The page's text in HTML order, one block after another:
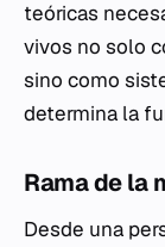
teóricas
vivos no solo
sino como
determina la
Rama de la
Desde una